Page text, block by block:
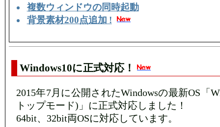
複数ウィンドウの同時起動
背景素材200点追加 !
Windows10に正式対応！
2015年7月に公開されたWindowsの最新OS「
トップモード)」に正式対応しました！
64bit、32bit両OSに対応しています。